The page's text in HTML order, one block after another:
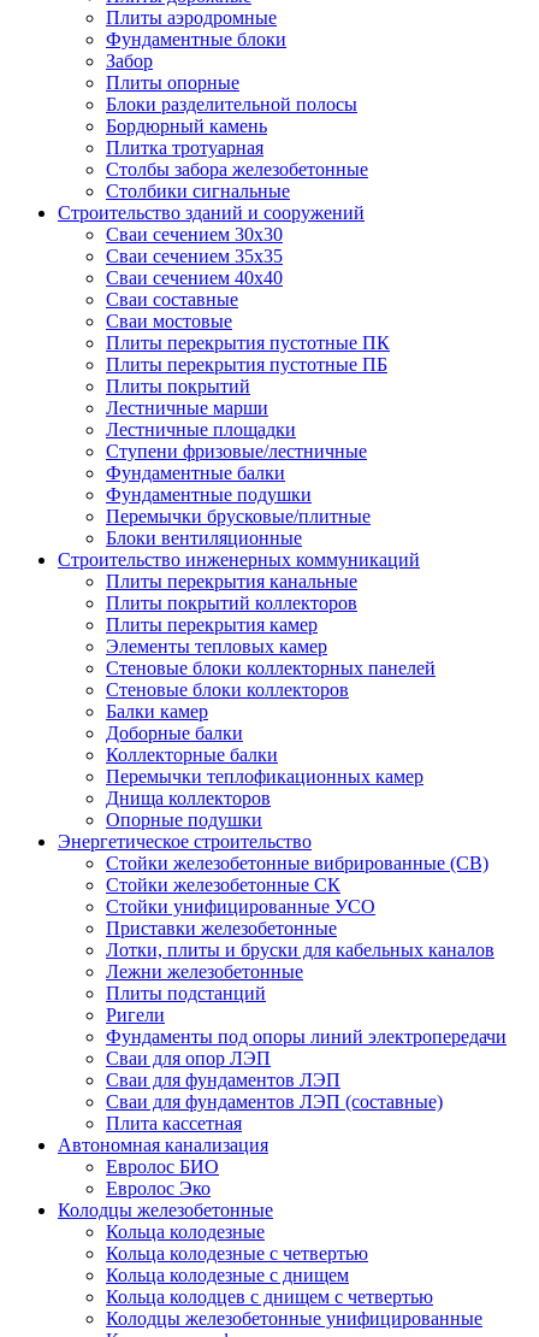
Плиты аэродромные
Фундаментные блоки
Забор
Плиты опорные
Блоки разделительной полосы
Бордюрный камень
Плитка тротуарная
Столбы забора железобетонные
Столбики сигнальные
Строительство зданий и сооружений
Сваи сечением 30х30
Сваи сечением 35х35
Сваи сечением 40х40
Сваи составные
Сваи мостовые
Плиты перекрытия пустотные ПК
Плиты перекрытия пустотные ПБ
Плиты покрытий
Лестничные марши
Лестничные площадки
Ступени фризовые/лестничные
Фундаментные балки
Фундаментные подушки
Перемычки брусковые/плитные
Блоки вентиляционные
Строительство инженерных коммуникаций
Плиты перекрытия канальные
Плиты покрытий коллекторов
Плиты перекрытия камер
Элементы тепловых камер
Стеновые блоки коллекторных панелей
Стеновые блоки коллекторов
Балки камер
Доборные балки
Коллекторные балки
Перемычки теплофикационных камер
Днища коллекторов
Опорные подушки
Энергетическое строительство
Стойки железобетонные вибрированные (СВ)
Стойки железобетонные СК
Стойки унифицированные УСО
Приставки железобетонные
Лотки, плиты и бруски для кабельных каналов
Лежни железобетонные
Плиты подстанций
Ригели
Фундаменты под опоры линий электропередачи
Сваи для опор ЛЭП
Сваи для фундаментов ЛЭП
Сваи для фундаментов ЛЭП (составные)
Плита кассетная
Автономная канализация
Евролос БИО
Евролос Эко
Колодцы железобетонные
Кольца колодезные
Кольца колодезные с четвертью
Кольца колодезные с днищем
Кольца колодцев с днищем с четвертью
Колодцы железобетонные унифицированные